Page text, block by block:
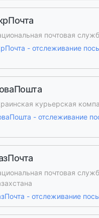
почтовая
- отслеживание
курьерская
- отслеживание
почтовая
- отслеживание